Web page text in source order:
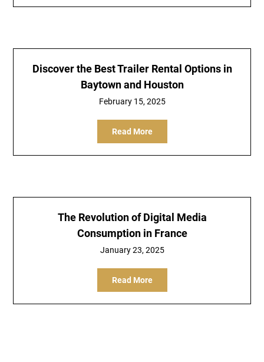
Discover the Best Trailer Rental Options in
Baytown and Houston
February 15, 2025
Read More
The Revolution of Digital Media
Consumption in France
January 23, 2025
Read More